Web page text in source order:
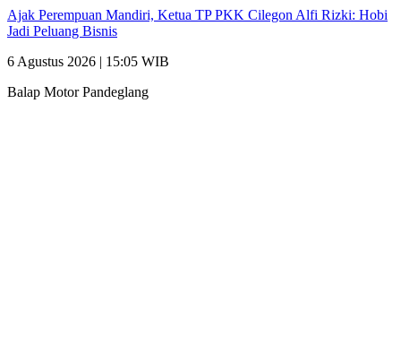
Ajak Perempuan Mandiri, Ketua TP PKK Cilegon Alfi Rizki: Hobi
Jadi Peluang Bisnis
6 Agustus 2026 | 15:05 WIB
Balap Motor Pandeglang